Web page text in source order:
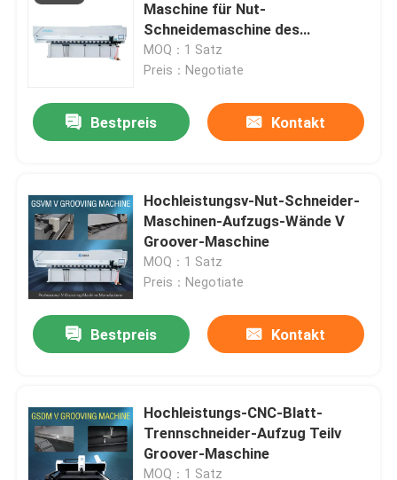
Maschine für Nut-
Schneidemaschine des
Edelstahl-V fugt
MOQ：1 Satz
Preis：Negotiate
Bestpreis Kontakt
Hochleistungsv-Nut-Schneider-
Maschinen-Aufzugs-Wände V
Groover-Maschine
MOQ：1 Satz
Preis：Negotiate
Bestpreis Kontakt
Hochleistungs-CNC-Blatt-
Trennschneider-Aufzug Teilv
Groover-Maschine
MOQ：1 Satz